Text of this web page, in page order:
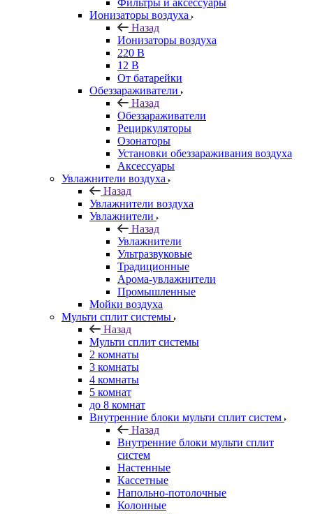
Фильтры и аксессуары
Ионизаторы воздуха
Назад
Ионизаторы воздуха
220 В
12 В
От батарейки
Обеззараживатели
Назад
Обеззараживатели
Рециркуляторы
Озонаторы
Установки обеззараживания воздуха
Аксессуары
Увлажнители воздуха
Назад
Увлажнители воздуха
Увлажнители
Назад
Увлажнители
Ультразвуковые
Традиционные
Арома-увлажнители
Промышленные
Мойки воздуха
Мульти сплит системы
Назад
Мульти сплит системы
2 комнаты
3 комнаты
4 комнаты
5 комнат
до 8 комнат
Внутренние блоки мульти сплит систем
Назад
Внутренние блоки мульти сплит
систем
Настенные
Кассетные
Напольно-потолочные
Колонные